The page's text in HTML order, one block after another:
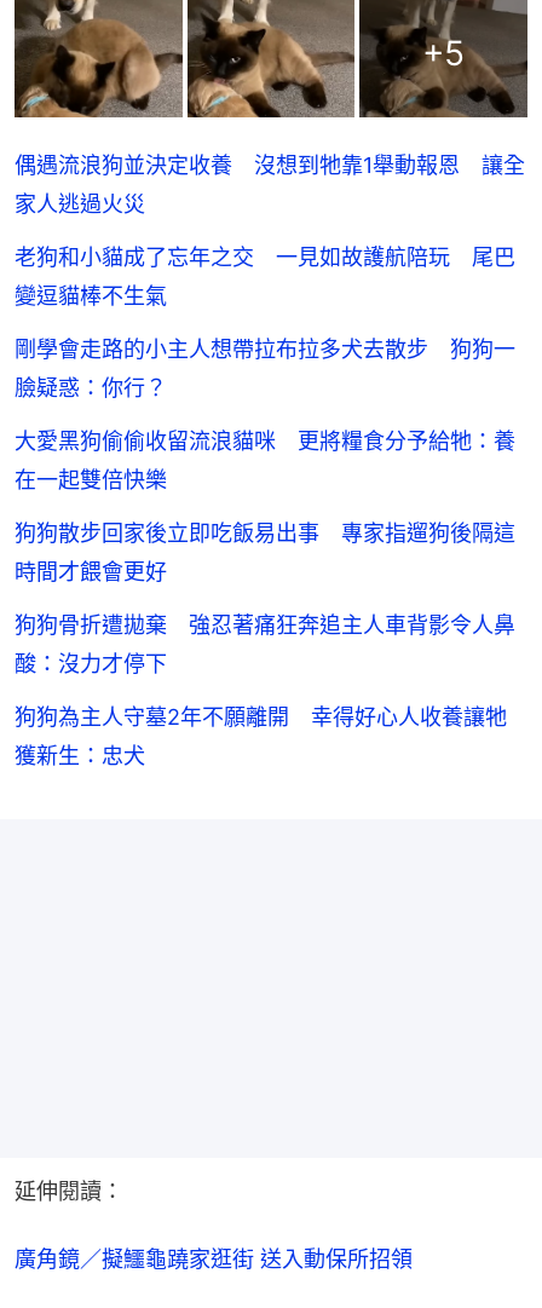
+5
偶遇流浪狗並決定收養 沒想到牠靠1舉動報恩 讓全
家人逃過火災
老狗和小貓成了忘年之交 一見如故護航陪玩 尾巴
變逗貓棒不生氣
剛學會走路的小主人想帶拉布拉多犬去散步 狗狗一
臉疑惑：你行？
大愛黑狗偷偷收留流浪貓咪 更將糧食分予給牠：養
在一起雙倍快樂
狗狗散步回家後立即吃飯易出事 專家指遛狗後隔這
時間才餵會更好
狗狗骨折遭拋棄 強忍著痛狂奔追主人車背影令人鼻
酸：沒力才停下
狗狗為主人守墓2年不願離開 幸得好心人收養讓牠
獲新生：忠犬
延伸閱讀：
廣角鏡／擬鱷龜蹺家逛街 送入動保所招領